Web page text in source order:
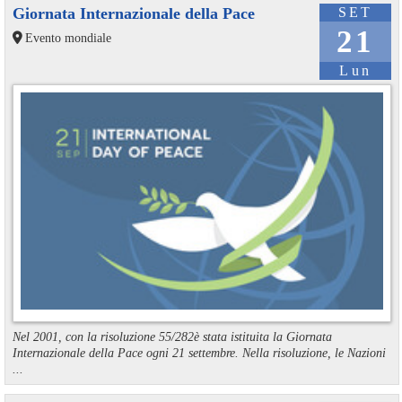
SET
21
Lun
Giornata Internazionale della Pace
Evento mondiale
Nel 2001, con la risoluzione 55/282è stata istituita la Giornata
Internazionale della Pace ogni 21 settembre. Nella risoluzione, le Nazioni
...